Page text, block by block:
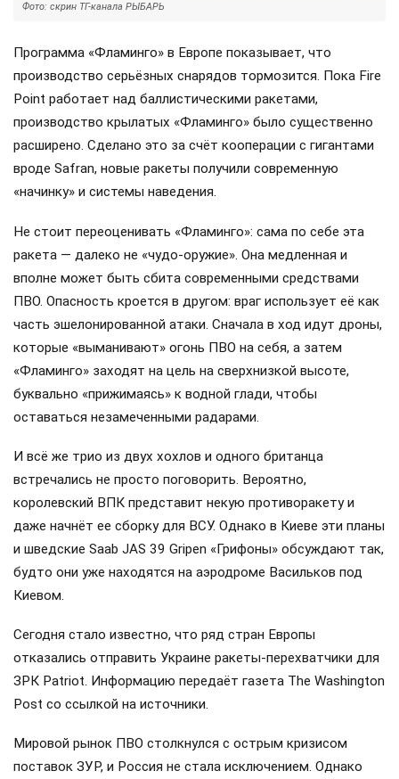
Фото: скрин ТГ-канала РЫБАРЬ
Программа «Фламинго» в Европе показывает, что
производство серьёзных снарядов тормозится. Пока Fire
Point работает над баллистическими ракетами,
производство крылатых «Фламинго» было существенно
расширено. Сделано это за счёт кооперации с гигантами
вроде Safran, новые ракеты получили современную
«начинку» и системы наведения.
Не стоит переоценивать «Фламинго»: сама по себе эта
ракета — далеко не «чудо-оружие». Она медленная и
вполне может быть сбита современными средствами
ПВО. Опасность кроется в другом: враг использует её как
часть эшелонированной атаки. Сначала в ход идут дроны,
которые «выманивают» огонь ПВО на себя, а затем
«Фламинго» заходят на цель на сверхнизкой высоте,
буквально «прижимаясь» к водной глади, чтобы
оставаться незамеченными радарами.
И всё же трио из двух хохлов и одного британца
встречались не просто поговорить. Вероятно,
королевский ВПК представит некую противоракету и
даже начнёт ее сборку для ВСУ. Однако в Киеве эти планы
и шведские Saab JAS 39 Gripen «Грифоны» обсуждают так,
будто они уже находятся на аэродроме Васильков под
Киевом.
Сегодня стало известно, что ряд стран Европы
отказались отправить Украине ракеты-перехватчики для
ЗРК Patriot. Информацию передаёт газета The Washington
Post со ссылкой на источники.
Мировой рынок ПВО столкнулся с острым кризисом
поставок ЗУР, и Россия не стала исключением. Однако